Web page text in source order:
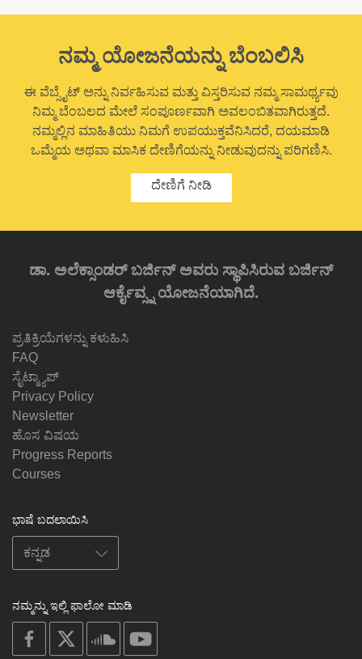
ನಮ್ಮ ಯೋಜನೆಯನ್ನು ಬೆಂಬಲಿಸಿ
ಈ ವೆಬ್ಸೈಟ್ ಅನ್ನು ನಿರ್ವಹಿಸುವ ಮತ್ತು ವಿಸ್ತರಿಸುವ ನಮ್ಮ ಸಾಮರ್ಥ್ಯವು
ನಿಮ್ಮ ಬೆಂಬಲದ ಮೇಲೆ ಸಂಪೂರ್ಣವಾಗಿ ಅವಲಂಬಿತವಾಗಿರುತ್ತದೆ.
ನಮ್ಮಲ್ಲಿನ ಮಾಹಿತಿಯು ನಿಮಗೆ ಉಪಯುಕ್ತವೆನಿಸಿದರೆ, ದಯಮಾಡಿ
ಒಮ್ಮೆಯ ಅಥವಾ ಮಾಸಿಕ ದೇಣಿಗೆಯನ್ನು ನೀಡುವುದನ್ನು ಪರಿಗಣಿಸಿ.
ದೇಣಿಗೆ ನೀಡಿ
ಡಾ. ಅಲೆಕ್ಸಾಂಡರ್ ಬರ್ಜಿನ್ ಅವರು ಸ್ಥಾಪಿಸಿರುವ ಬರ್ಜಿನ್
ಆರ್ಕೈವ್ಸ್ನ ಯೋಜನೆಯಾಗಿದೆ.
ಪ್ರತಿಕ್ರಿಯೆಗಳನ್ನು ಕಳುಹಿಸಿ
FAQ
ಸೈಟ್ಮ್ಯಾಪ್
Privacy Policy
Newsletter
ಹೊಸ ವಿಷಯ
Progress Reports
Courses
ಭಾಷೆ ಬದಲಾಯಿಸಿ
ನಮ್ಮನ್ನು ಇಲ್ಲಿ ಫಾಲೋ ಮಾಡಿ
on
facebook
soundcloud